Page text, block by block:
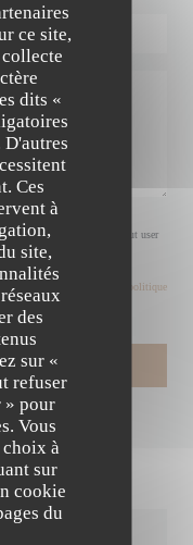
ce site,
dits «
Ces
à
site,
des
sur «
refuser
» pour
Vous
à
sur
cookie
du
que le consommateur peut user
téléphonique Bloctel :
données, consultez notre politique